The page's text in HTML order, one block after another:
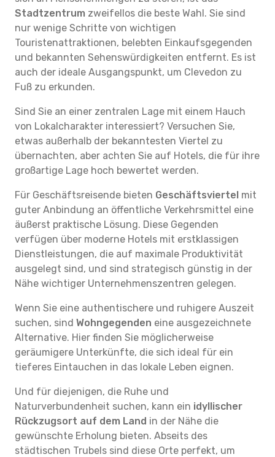
Stadtzentrum zweifellos die beste Wahl. Sie sind
nur wenige Schritte von wichtigen
Touristenattraktionen, belebten Einkaufsgegenden
und bekannten Sehenswürdigkeiten entfernt. Es ist
auch der ideale Ausgangspunkt, um Clevedon zu
Fuß zu erkunden.
Sind Sie an einer zentralen Lage mit einem Hauch
von Lokalcharakter interessiert? Versuchen Sie,
etwas außerhalb der bekanntesten Viertel zu
übernachten, aber achten Sie auf Hotels, die für ihre
großartige Lage hoch bewertet werden.
Für Geschäftsreisende bieten Geschäftsviertel mit
guter Anbindung an öffentliche Verkehrsmittel eine
äußerst praktische Lösung. Diese Gegenden
verfügen über moderne Hotels mit erstklassigen
Dienstleistungen, die auf maximale Produktivität
ausgelegt sind, und sind strategisch günstig in der
Nähe wichtiger Unternehmenszentren gelegen.
Wenn Sie eine authentischere und ruhigere Auszeit
suchen, sind Wohngegenden eine ausgezeichnete
Alternative. Hier finden Sie möglicherweise
geräumigere Unterkünfte, die sich ideal für ein
tieferes Eintauchen in das lokale Leben eignen.
Und für diejenigen, die Ruhe und
Naturverbundenheit suchen, kann ein idyllischer
Rückzugsort auf dem Land in der Nähe die
gewünschte Erholung bieten. Abseits des
städtischen Trubels sind diese Orte perfekt, um